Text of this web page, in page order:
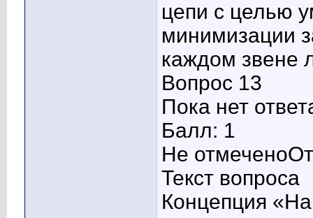
цепи с целью
минимизации
каждом звене
Вопрос 13
Пока нет
Балл: 1
Не
Текст вопроса
Концепция